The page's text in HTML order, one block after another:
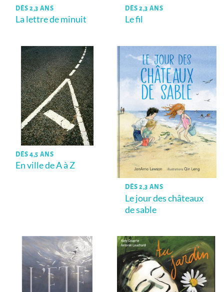
DÈS 2,3 ANS
La lettre de minuit
DÈS 2,3 ANS
Le fil
DÈS 4,5 ANS
En ville de A à Z
DÈS 2,3 ANS
Le jour des châteaux
de sable